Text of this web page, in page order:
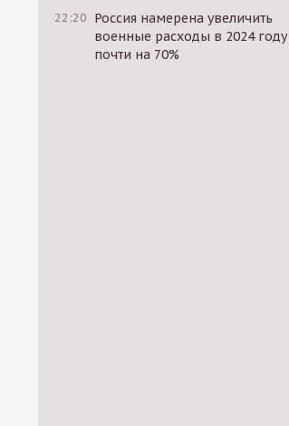
22:20 Россия намерена увеличить
военные расходы в 2024 году
почти на 70%